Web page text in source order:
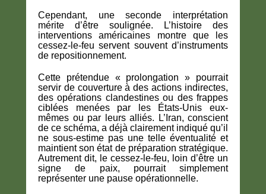
Cependant, une seconde interprétation
mérite d’être soulignée. L’histoire des
interventions américaines montre que les
cessez-le-feu servent souvent d’instruments
de repositionnement.
Cette prétendue « prolongation » pourrait
servir de couverture à des actions indirectes,
des opérations clandestines ou des frappes
ciblées menées par les États-Unis eux-
mêmes ou par leurs alliés. L’Iran, conscient
de ce schéma, a déjà clairement indiqué qu’il
ne sous-estime pas une telle éventualité et
maintient son état de préparation stratégique.
Autrement dit, le cessez-le-feu, loin d’être un
signe de paix, pourrait simplement
représenter une pause opérationnelle.